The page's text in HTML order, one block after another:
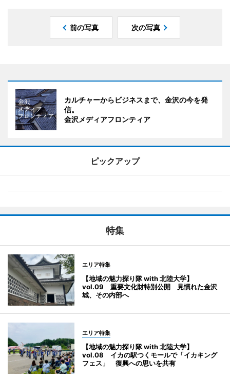
前の写真 次の写真
カルチャーからビジネスまで、金沢の今を発
信。
金沢メディアフロンティア
ピックアップ
特集
エリア特集
【地域の魅力探り隊 with 北陸大学】
vol.09 重要文化財特別公開 見慣れた金沢
城、その内部へ
エリア特集
【地域の魅力探り隊 with 北陸大学】
vol.08 イカの駅つくモールで「イカキング
フェス」 復興への思いを共有